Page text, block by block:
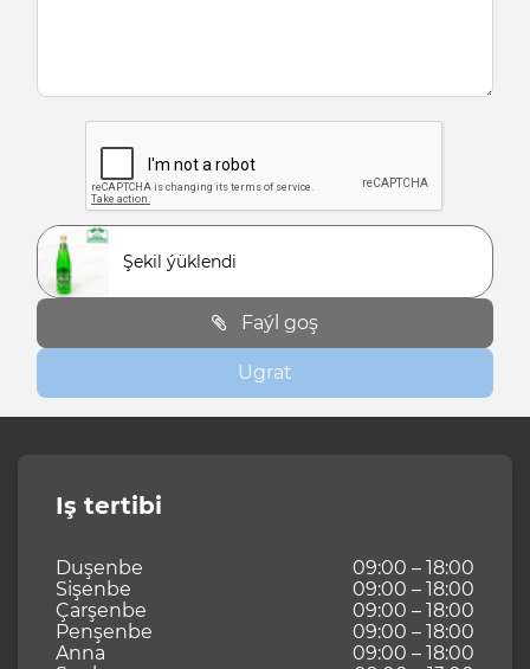
Şekil ýüklendi
Faýl goş
Ugrat
Iş tertibi
Duşenbe
09:00 – 18:00
Sişenbe
09:00 – 18:00
Çarşenbe
09:00 – 18:00
Penşenbe
09:00 – 18:00
Anna
09:00 – 18:00